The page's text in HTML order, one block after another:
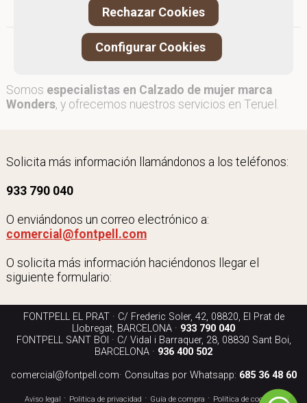
Somos especialistas en Calzado de mujer marca
Wonders, y ofrecemos nuestros servicios en Teruel.
Solicita más información llamándonos a los teléfonos:
933 790 040
O enviándonos un correo electrónico a:
comercial@fontpell.com
O solicita más información haciéndonos llegar el
siguiente formulario:
FONTPELL EL PRAT · C/ Frederic Soler, 42, 08820, El Prat de
Llobregat, BARCELONA · 933 790 040
FONTPELL SANT BOI · C/ Vidal i Barraquer, 28, 08830 Sant Boi,
BARCELONA · 936 400 502
comercial@fontpell.com· Consultas por Whatsapp: 685 36 48 60
Aviso legal · Politica de privacidad · Guía de compra · Política de cookies·
Rechazar Cookies
Configurar Cookies